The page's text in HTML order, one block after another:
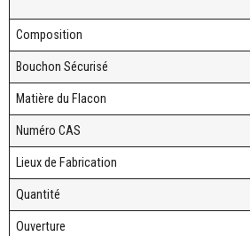
Composition
Bouchon Sécurisé
Matière du Flacon
Numéro CAS
Lieux de Fabrication
Quantité
Ouverture